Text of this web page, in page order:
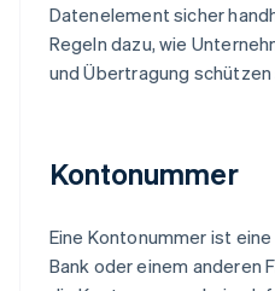
Datenelement sicher
Regeln dazu, wie
und Übertragung
Kontonummer
Eine Kontonummer ist
Bank oder einem anderen